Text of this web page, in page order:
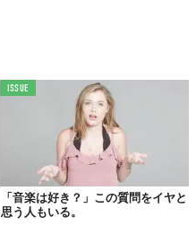
ISSUE
「音楽は好き？」この質問をイヤと
思う人もいる。